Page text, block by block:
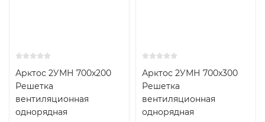
Арктос 2УМН 700x200
Решетка
вентиляционная
однорядная
Арктос 2УМН 700x300
Решетка
вентиляционная
однорядная